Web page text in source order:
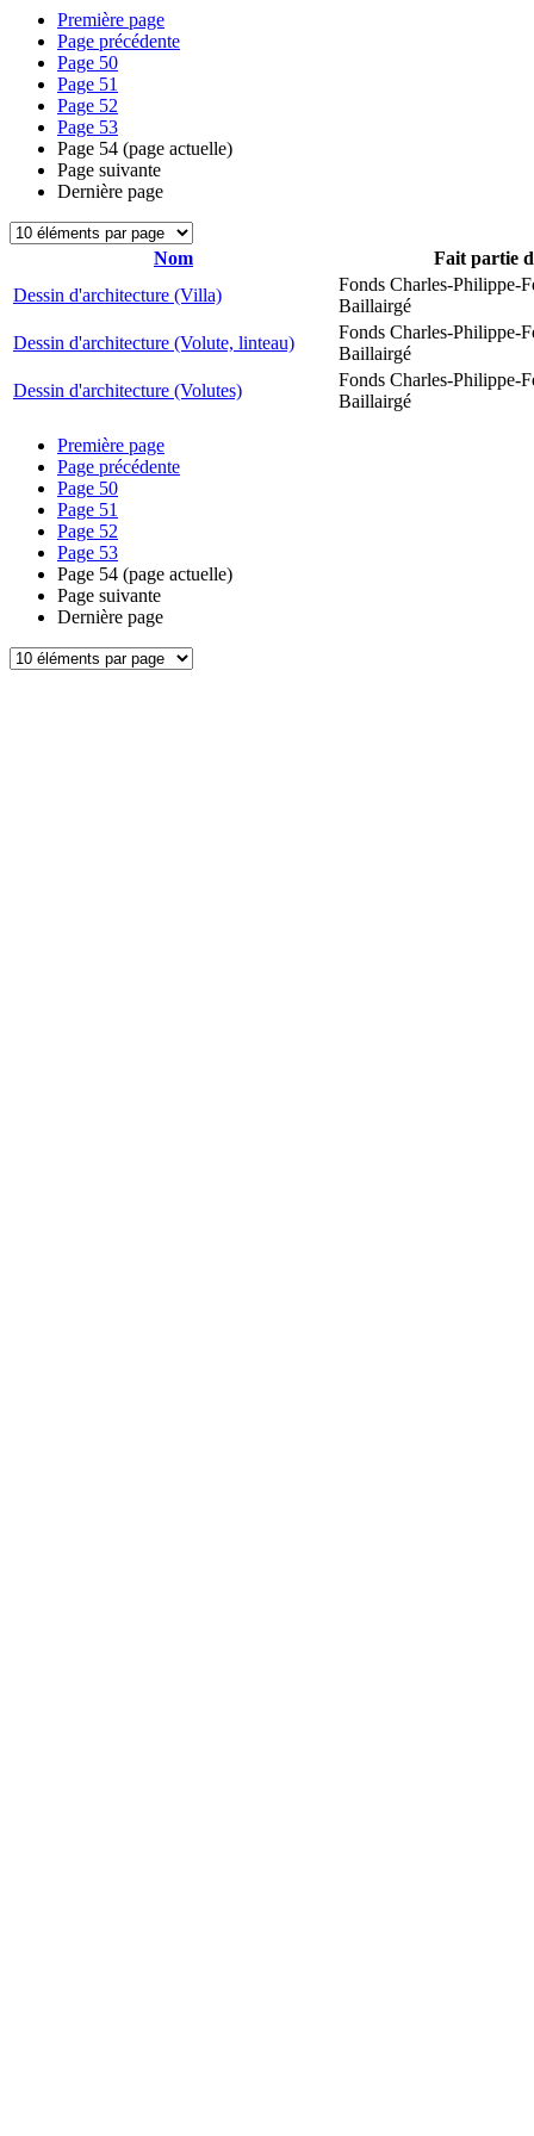
Première page
Page précédente
Page 50
Page 51
Page 52
Page 53
Page 54 (page actuelle)
Page suivante
Dernière page
Nom
Fait partie
Dessin d'architecture (Villa)
Fonds Charles-Philippe-
Baillairgé
Dessin d'architecture (Volute, linteau)
Fonds Charles-Philippe-
Baillairgé
Dessin d'architecture (Volutes)
Fonds Charles-Philippe-
Baillairgé
Première page
Page précédente
Page 50
Page 51
Page 52
Page 53
Page 54 (page actuelle)
Page suivante
Dernière page